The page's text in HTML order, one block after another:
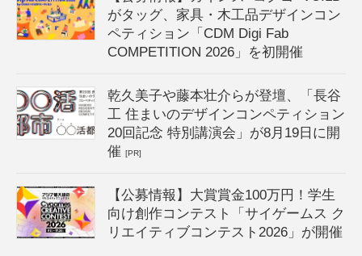
がタッグ、家具・木工品デザインコン
ペティション「CDM Digi Fab
COMPETITION 2026」を初開催
乾久美子や藤本壮介らが登壇、「長谷
工 住まいのデザインコンペティション
20回記念 特別講演会」が8月19日に開
催[PR]
【公募情報】大賞賞金100万円！学生
向け創作コンテスト「サイゲームス ク
リエイティブコンテスト2026」が開催